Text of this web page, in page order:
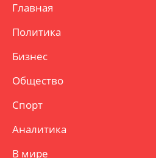
Главная
Политика
Бизнес
Общество
Спорт
Аналитика
В мире